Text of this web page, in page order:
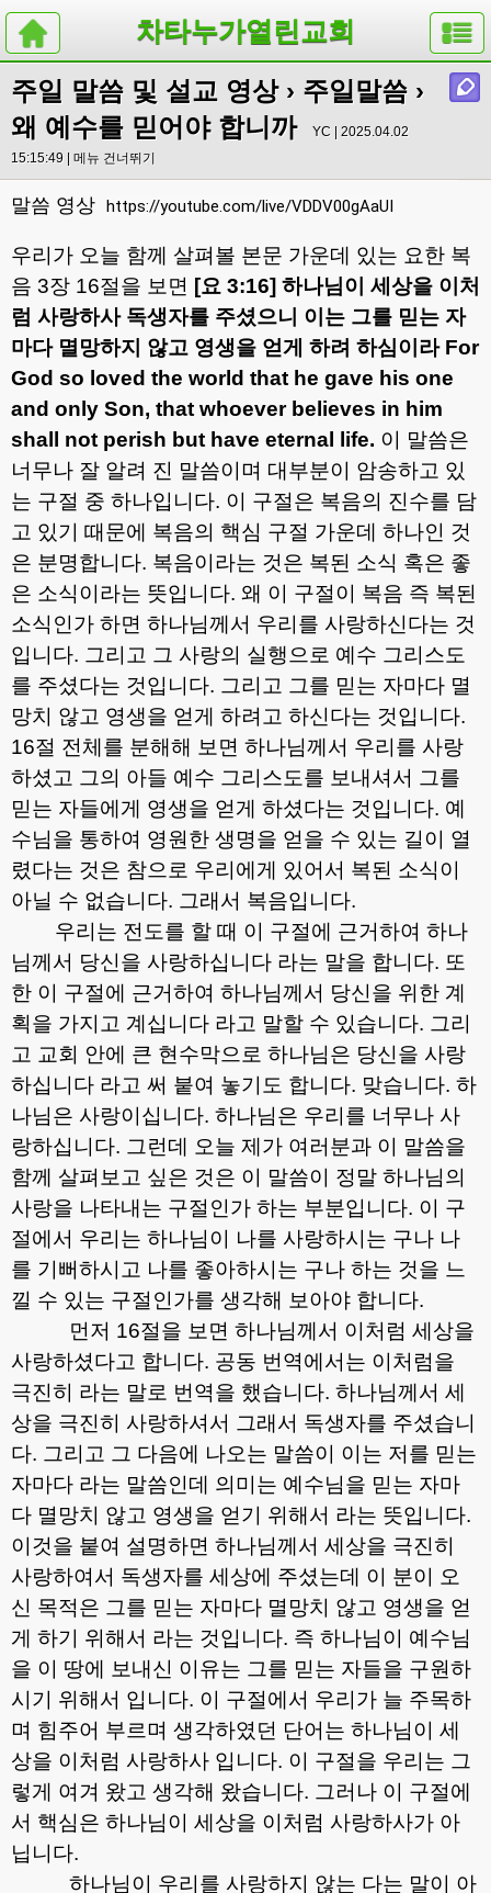
차타누가열린교회
주일 말씀 및 설교 영상› 주일말씀 ›
왜 예수를 믿어야 합니까
YC | 2025.04.02
15:15:49 | 메뉴 건너뛰기
말씀 영상 https://youtube.com/live/VDDV00gAaUI
우리가 오늘 함께 살펴볼 본문 가운데 있는 요한 복
음 3장 16절을 보면 [요 3:16] 하나님이 세상을 이처
럼 사랑하사 독생자를 주셨으니 이는 그를 믿는 자
마다 멸망하지 않고 영생을 얻게 하려 하심이라For
God so loved the world that he gave his one
and only Son, that whoever believes in him
shall not perish but have eternal life. 이
말씀은
너무나 잘 알려 진 말씀이며 대부분이 암송하고 있
는 구절 중 하나입니다. 이 구절은 복음의 진수를 담
고 있기 때문에 복음의 핵심 구절 가운데 하나인 것
은 분명합니다. 복음이라는 것은 복된 소식 혹은 좋
은 소식이라는 뜻입니다. 왜 이 구절이 복음 즉 복된
소식인가 하면 하나님께서 우리를 사랑하신다는 것
입니다. 그리고 그 사랑의 실행으로 예수 그리스도
를 주셨다는 것입니다. 그리고 그를 믿는 자마다 멸
망치 않고 영생을 얻게 하려고 하신다는 것입니다.
16절 전체를 분해해 보면 하나님께서 우리를 사랑
하셨고 그의 아들 예수 그리스도를 보내셔서 그를
믿는 자들에게 영생을 얻게 하셨다는 것입니다. 예
수님을 통하여 영원한 생명을 얻을 수 있는 길이 열
렸다는 것은 참으로 우리에게 있어서 복된 소식이
아닐 수 없습니다. 그래서 복음입니다.
우리는 전도를 할 때 이 구절에 근거하여 하나
님께서 당신을 사랑하십니다 라는 말을 합니다. 또
한 이 구절에 근거하여 하나님께서 당신을 위한 계
획을 가지고 계십니다 라고 말할 수 있습니다. 그리
고 교회 안에 큰 현수막으로 하나님은 당신을 사랑
하십니다 라고 써 붙여 놓기도 합니다. 맞습니다. 하
나님은 사랑이십니다. 하나님은 우리를 너무나 사
랑하십니다. 그런데 오늘 제가 여러분과 이 말씀을
함께 살펴보고 싶은 것은 이 말씀이 정말 하나님의
사랑을 나타내는 구절인가 하는 부분입니다. 이 구
절에서 우리는 하나님이 나를 사랑하시는 구나 나
를 기뻐하시고 나를 좋아하시는 구나 하는 것을 느
낄 수 있는 구절인가를 생각해 보아야 합니다.
먼저 16절을 보면 하나님께서 이처럼 세상을
사랑하셨다고 합니다. 공동 번역에서는 이처럼을
극진히 라는 말로 번역을 했습니다. 하나님께서 세
상을 극진히 사랑하셔서 그래서 독생자를 주셨습니
다. 그리고 그 다음에 나오는 말씀이 이는 저를 믿는
자마다 라는 말씀인데 의미는 예수님을 믿는 자마
다 멸망치 않고 영생을 얻기 위해서 라는 뜻입니다.
이것을 붙여 설명하면 하나님께서 세상을 극진히
사랑하여서 독생자를 세상에 주셨는데 이 분이 오
신 목적은 그를 믿는 자마다 멸망치 않고 영생을 얻
게 하기 위해서 라는 것입니다. 즉 하나님이 예수님
을 이 땅에 보내신 이유는 그를 믿는 자들을 구원하
시기 위해서 입니다. 이 구절에서 우리가 늘 주목하
며 힘주어 부르며 생각하였던 단어는 하나님이 세
상을 이처럼 사랑하사 입니다. 이 구절을 우리는 그
렇게 여겨 왔고 생각해 왔습니다. 그러나 이 구절에
서 핵심은 하나님이 세상을 이처럼 사랑하사가 아
닙니다.
하나님이 우리를 사랑하지 않는 다는 말이 아